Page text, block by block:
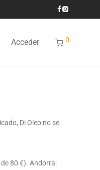
Acceder 0
Di Oleo no se
80 €). Andorra: